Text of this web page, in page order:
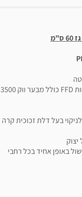
5 מבערים איכותיים מסוג SABAF עם חיישן בטיחות FFD כולל מבער ווק 3500
אמייל קל לניקוי בעל דלת זכוכית קרה
באופן אחיד בכל רחבי